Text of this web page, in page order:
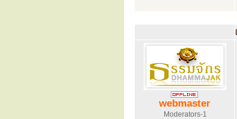
webmaster
Moderators-1